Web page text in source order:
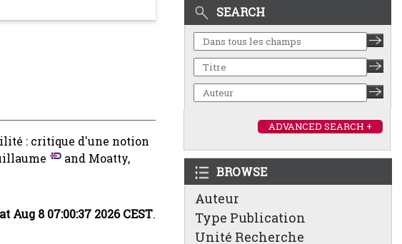
SEARCH
ADVANCED SEARCH +
BROWSE
Auteur
Type Publication
Unité Recherche
: critique d'une notion
and Moatty,
Aug 8 07:00:37 2026 CEST.